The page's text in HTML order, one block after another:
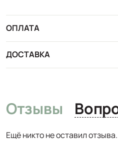
ОПЛАТА
ДОСТАВКА
Отзывы
Ещё никто не оставил отзыва.